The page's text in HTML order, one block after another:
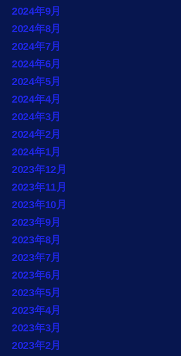
2024年9月
2024年8月
2024年7月
2024年6月
2024年5月
2024年4月
2024年3月
2024年2月
2024年1月
2023年12月
2023年11月
2023年10月
2023年9月
2023年8月
2023年7月
2023年6月
2023年5月
2023年4月
2023年3月
2023年2月